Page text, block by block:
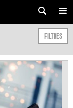
Filtres